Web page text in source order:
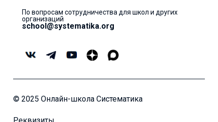
По вопросам сотрудничества для школ и других
организаций
school@systematika.org
© 2025 Онлайн-школа Систематика